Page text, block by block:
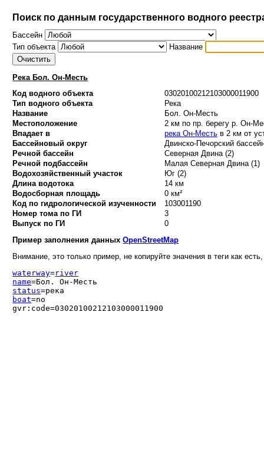
Поиск по данным государственного водного
Бассейн
Тип объекта
Название
Река Бол. Он-Месть
Код водного объекта
03020100212103000011900
Тип водного объекта
Река
Название
Бол. Он-Месть
Местоположение
2 км по пр. берегу р. Он-
Впадает в
река Он-Местьв 2 км от
Бассейновый округ
Двинско-Печорский
Речной бассейн
Северная Двина (2)
Речной подбассейн
Малая Северная Двина (1)
Водохозяйственный участок
Юг (2)
Длина водотока
14 км
Водосборная площадь
0 км²
Код по гидрологической изученности
103001190
Номер тома по ГИ
3
Выпуск по ГИ
0
Пример заполнения данныхOpenStreetMap
Внимание, это только пример, не копируйте значения в теги как
waterway=river
name=Бол. Он-Месть
status=река
boat=no
gvr:code=03020100212103000011900